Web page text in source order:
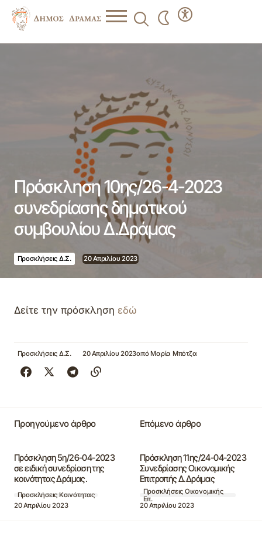
Πρόσκληση 10ης/26-4-2023
συνεδρίασης δημοτικού
συμβουλίου Δ.Δράμας
Προσκλήσεις Δ.Σ. 20 Απριλίου 2023
Δείτε την πρόσκληση εδώ
Προσκλήσεις Δ.Σ. 20 Απριλίου 2023από Μαρία Μπότζα
Προηγούμενο άρθρο
Πρόσκληση 5η/26-04-2023
σε ειδική συνεδρίαση της
κοινότητας Δράμας.
Προσκλήσεις Κοινότητας
20 Απριλίου 2023
Επόμενο άρθρο
Πρόσκληση 11ης/24-04-2023
Συνεδρίασης Οικονομικής
Επιτροπής Δ.Δράμας
Προσκλήσεις Οικονομικής
Επ.
20 Απριλίου 2023